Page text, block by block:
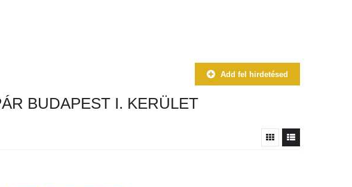
Add fel hirdetésed
BUDAPEST I. KERÜLET